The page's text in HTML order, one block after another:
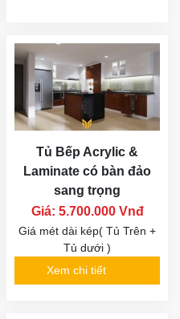
Tủ Bếp Acrylic &
Laminate có bàn đảo
sang trọng
Giá: 5.700.000 Vnđ
Giá mét dài kép( Tủ Trên +
Tủ dưới )
Xem chi tiết